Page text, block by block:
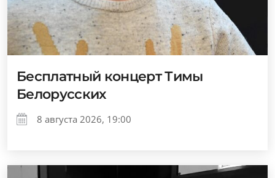
Бесплатный концерт Тимы
Белорусских
8 августа 2026, 19:00